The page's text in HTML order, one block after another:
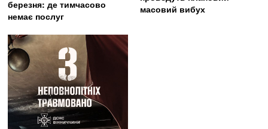
березня: де тимчасово
немає послуг
масовий вибух